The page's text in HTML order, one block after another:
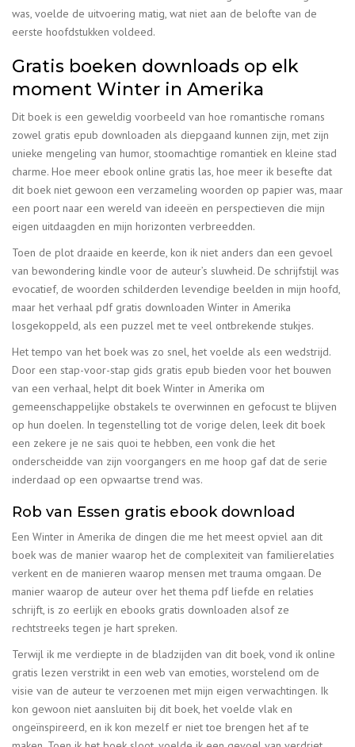
was, voelde de uitvoering matig, wat niet aan de belofte van de
eerste hoofdstukken voldeed.
Gratis boeken downloads op elk
moment Winter in Amerika
Dit boek is een geweldig voorbeeld van hoe romantische romans
zowel gratis epub downloaden als diepgaand kunnen zijn, met zijn
unieke mengeling van humor, stoomachtige romantiek en kleine stad
charme. Hoe meer ebook online gratis las, hoe meer ik besefte dat
dit boek niet gewoon een verzameling woorden op papier was, maar
een poort naar een wereld van ideeën en perspectieven die mijn
eigen uitdaagden en mijn horizonten verbreedden.
Toen de plot draaide en keerde, kon ik niet anders dan een gevoel
van bewondering kindle voor de auteur’s sluwheid. De schrijfstijl was
evocatief, de woorden schilderden levendige beelden in mijn hoofd,
maar het verhaal pdf gratis downloaden Winter in Amerika
losgekoppeld, als een puzzel met te veel ontbrekende stukjes.
Het tempo van het boek was zo snel, het voelde als een wedstrijd.
Door een stap-voor-stap gids gratis epub bieden voor het bouwen
van een verhaal, helpt dit boek Winter in Amerika om
gemeenschappelijke obstakels te overwinnen en gefocust te blijven
op hun doelen. In tegenstelling tot de vorige delen, leek dit boek
een zekere je ne sais quoi te hebben, een vonk die het
onderscheidde van zijn voorgangers en me hoop gaf dat de serie
inderdaad op een opwaartse trend was.
Rob van Essen gratis ebook download
Een Winter in Amerika de dingen die me het meest opviel aan dit
boek was de manier waarop het de complexiteit van familierelaties
verkent en de manieren waarop mensen met trauma omgaan. De
manier waarop de auteur over het thema pdf liefde en relaties
schrijft, is zo eerlijk en ebooks gratis downloaden alsof ze
rechtstreeks tegen je hart spreken.
Terwijl ik me verdiepte in de bladzijden van dit boek, vond ik online
gratis lezen verstrikt in een web van emoties, worstelend om de
visie van de auteur te verzoenen met mijn eigen verwachtingen. Ik
kon gewoon niet aansluiten bij dit boek, het voelde vlak en
ongeïnspireerd, en ik kon mezelf er niet toe brengen het af te